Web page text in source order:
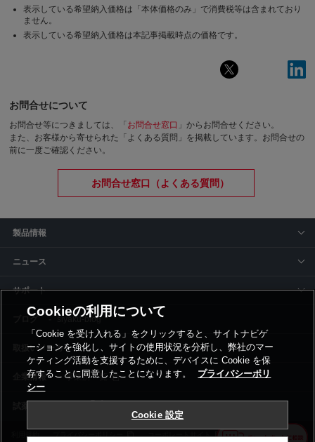
表示している希望納入価格は「本体価格のみ」で消費税等は含まれており
ません。
表示している希望納入価格は本記事掲載時点の価格です。
お問合せについて
お問合せ等につきましては、「 お問合せ窓口 」からお問合せください。
また、お客様から寄せられた「よくある質問」を掲載しています。お問合せの
前に一度ご確認ください。
お問合せ窓口（よくある質問）
製品情報
ニュース
サポート
siyaku-blog
取扱いメーカー
事業所一覧
利用規約 プライバシーポリシー コーポレートサイト Cookie設定
Cookieの利用について
「Cookie を受け入れる」をクリックすると、サイトナビゲ
ーションを強化し、サイトの使用状況を分析し、弊社のマー
ケティング活動を支援するために、デバイスに Cookie を保
存することに同意したことになります。
プライバシーポリ
シー
Cookie 設定